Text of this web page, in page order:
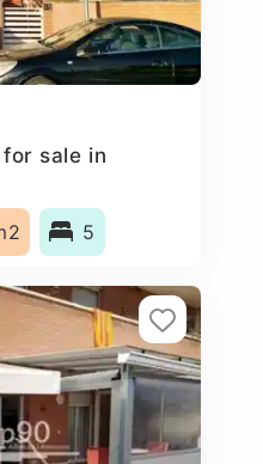
sale in
5